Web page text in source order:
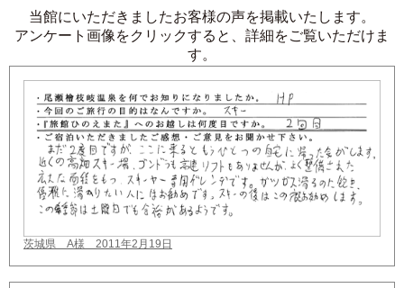
当館にいただきましたお客様の声を掲載いたします。
アンケート画像をクリックすると、詳細をご覧いただけま
す。
茨城県 A様 2011年2月19日